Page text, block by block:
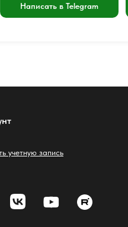
Написать в Telegram
учетную запись